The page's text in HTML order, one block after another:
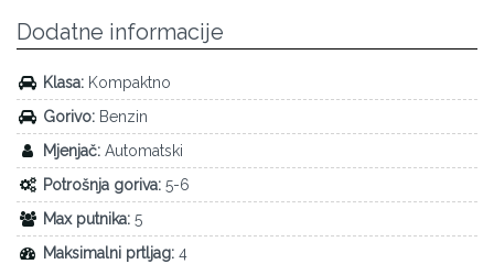
Dodatne informacije
Klasa: Kompaktno
Gorivo: Benzin
Mjenjač: Automatski
Potrošnja goriva: 5-6
Max putnika: 5
Maksimalni prtljag: 4